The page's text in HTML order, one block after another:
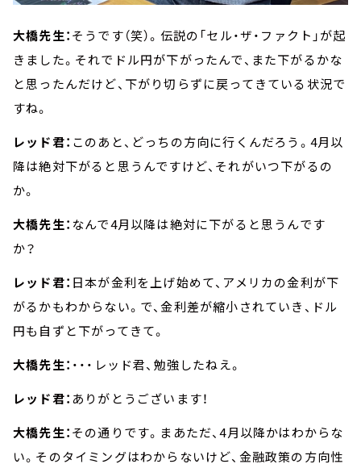
大橋先生：そうです（笑）。伝説の「セル・ザ・ファクト」が起
きました。それでドル円が下がったんで、また下がるかな
と思ったんだけど、下がり切らずに戻ってきている状況で
すね。
レッド君： このあと、どっちの方向に行くんだろう。4月以
降は絶対下がると思うんですけど、それがいつ下がるの
か。
大橋先生： なんで4月以降は絶対に下がると思うんです
か？
レッド君： 日本が金利を上げ始めて、アメリカの金利が下
がるかもわからない。で、金利差が縮小されていき、ドル
円も自ずと下がってきて。
大橋先生： ・・・レッド君、勉強したねえ。
レッド君： ありがとうございます！
大橋先生：その通りです。まあただ、4月以降かはわからな
い。そのタイミングはわからないけど、金融政策の方向性